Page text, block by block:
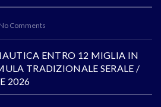
No Comments
ENTRO 12 MIGLIA IN
TRADIZIONALE SERALE /
2026